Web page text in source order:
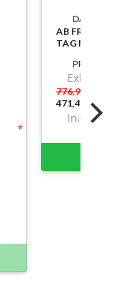
DAUER:
AB
TAG NUTZBAR
PREIS
Exkl. Mwst.
776,98
Inkl. Mwst.